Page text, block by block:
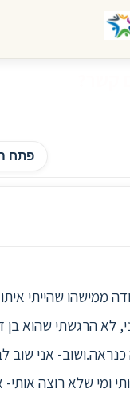
פתח
פרודה ממישהו שהייתי
לא הרגשתי שהוא
אני שוב
שלא רוצה אותי-